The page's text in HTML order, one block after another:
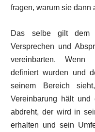
fragen, warum sie dann
Das selbe gilt dem
Versprechen und
vereinbarten. Wenn
definiert wurden und
seinem Bereich
Vereinbarung hält und
abdreht, der wird in
erhalten und sein